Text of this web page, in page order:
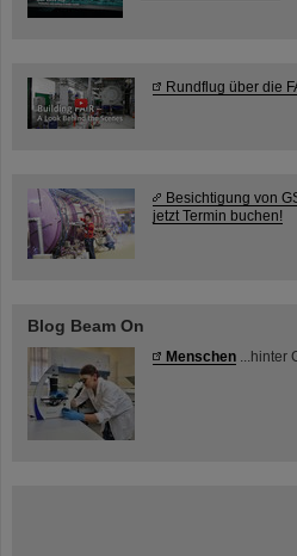
Rundflug über die
Besichtigung von
jetzt Termin buchen!
Blog Beam On
Menschen ...hinter